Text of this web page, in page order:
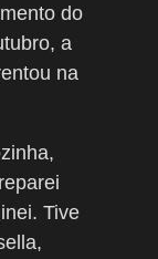
do
a
na
Tive